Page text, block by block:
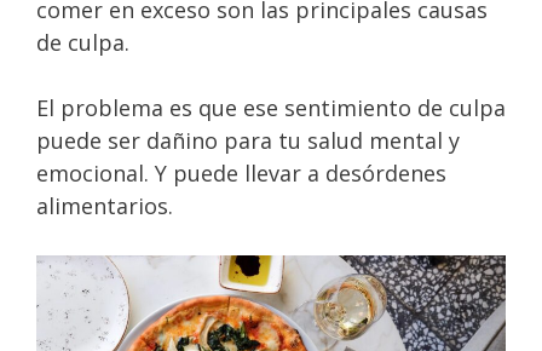
comer en exceso son las principales causas
de culpa.
El problema es que ese sentimiento de culpa
puede ser dañino para tu salud mental y
emocional. Y puede llevar a desórdenes
alimentarios.